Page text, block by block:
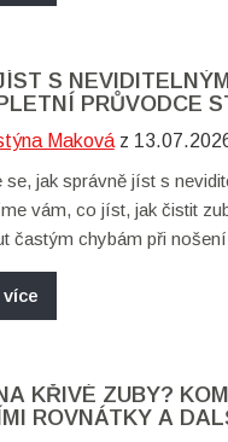
S
PRŮVODCE
Makováz
se, jak správně jíst s
vám, co jíst, jak čistit
častým chybám při
KŘIVÉ ZUBY?
ROVNÁTKY A